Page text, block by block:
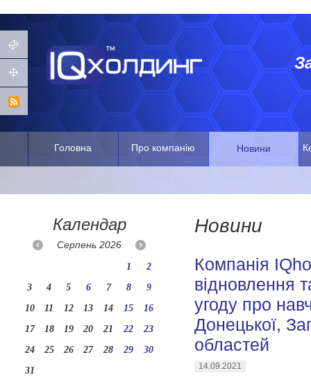
Головна Про компанію Новини
Календар
Серпень2026
1
2
3
4 5 6 7 8
9
10
11 12 13 14 15
16
17
18 19 20 21 22
23
24
25 26 27 28 29
30
31
Новини
Компанія
відновлення
угоду про
Донецької,
областей
14.09.2021